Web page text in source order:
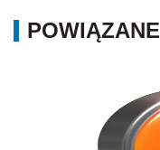
POWIĄZANE